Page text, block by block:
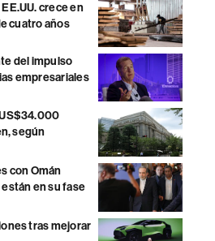
crece en
cuatro años
del impulso
empresariales
según
con Omán
en su fase
tras mejorar